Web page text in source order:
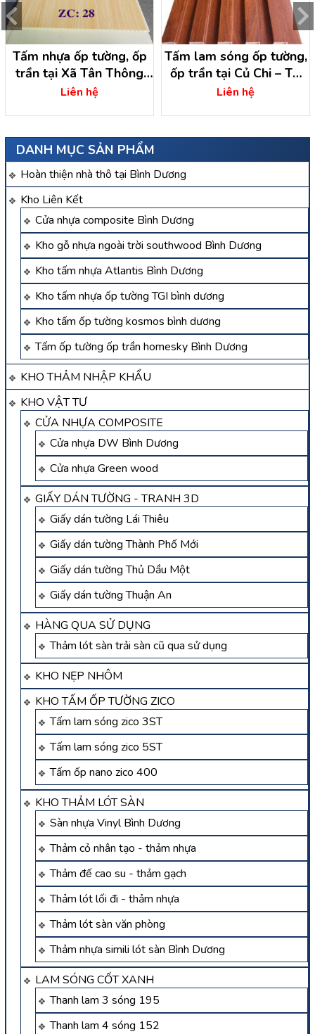
DANH MỤC SẢN PHẨM
Hoàn thiện nhà thô tại Bình Dương
Kho Liên Kết
Cửa nhựa composite Bình Dương
Kho gỗ nhựa ngoài trời southwood Bình Dương
Kho tấm nhựa Atlantis Bình Dương
Kho tấm nhựa ốp tường TGI bình dương
Kho tấm ốp tường kosmos bình dương
Tấm ốp tường ốp trần homesky Bình Dương
KHO THẢM NHẬP KHẨU
KHO VẬT TƯ
CỬA NHỰA COMPOSITE
Cửa nhựa DW Bình Dương
Cửa nhựa Green wood
GIẤY DÁN TƯỜNG - TRANH 3D
Giấy dán tường Lái Thiêu
Giấy dán tường Thành Phố Mới
Giấy dán tường Thủ Dầu Một
Giấy dán tường Thuận An
HÀNG QUA SỬ DỤNG
Thảm lót sàn trải sàn cũ qua sử dụng
KHO NẸP NHÔM
KHO TẤM ỐP TƯỜNG ZICO
Tấm lam sóng zico 3ST
Tấm lam sóng zico 5ST
Tấm ốp nano zico 400
KHO THẢM LÓT SÀN
Sàn nhựa Vinyl Bình Dương
Thảm cỏ nhân tạo - thảm nhựa
Thảm đế cao su - thảm gạch
Thảm lót lối đi - thảm nhựa
Thảm lót sàn văn phòng
Thảm nhựa simili lót sàn Bình Dương
LAM SÓNG CỐT XANH
Thanh lam 3 sóng 195
Thanh lam 4 sóng 152
Tấm nhựa ốp tường, ốp
trần tại Xã Tân Thông
Hội – Huyện Củ Chi
Liên hệ
Tấm lam sóng ốp tường,
ốp trần tại Củ Chi – TP
HCM
Liên hệ